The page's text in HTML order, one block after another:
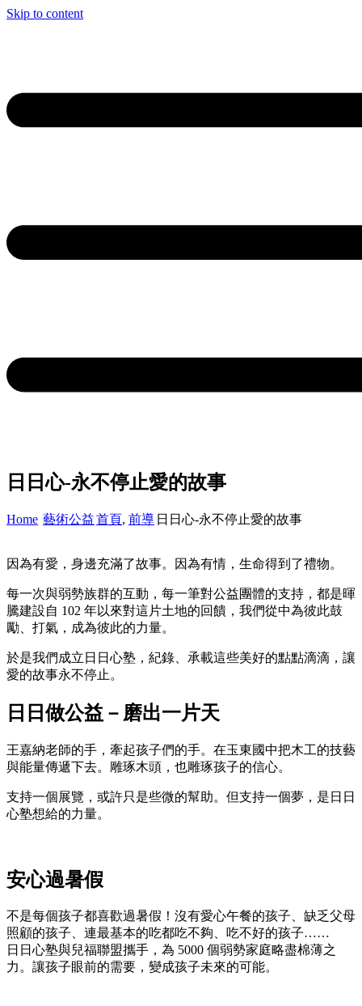
Skip to content
日日心-永不停止愛的故事
Home 藝術公益首頁, 前導 日日心-永不停止愛的故事
因為有愛，身邊充滿了故事。因為有情，生命得到了禮物。
每一次與弱勢族群的互動，每一筆對公益團體的支持，都是暉
騰建設自 102 年以來對這片土地的回饋，我們從中為彼此鼓
勵、打氣，成為彼此的力量。
於是我們成立日日心塾，紀錄、承載這些美好的點點滴滴，讓
愛的故事永不停止。
日日做公益－磨出一片天
王嘉納老師的手，牽起孩子們的手。在玉東國中把木工的技藝
與能量傳遞下去。雕琢木頭，也雕琢孩子的信心。
支持一個展覽，或許只是些微的幫助。但支持一個夢，是日日
心塾想給的力量。
安心過暑假
不是每個孩子都喜歡過暑假！沒有愛心午餐的孩子、缺乏父母
照顧的孩子、連最基本的吃都吃不夠、吃不好的孩子……
日日心塾與兒福聯盟攜手，為 5000 個弱勢家庭略盡棉薄之
力。讓孩子眼前的需要，變成孩子未來的可能。